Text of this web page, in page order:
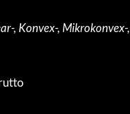
, Konvex-, Mikrokonvex-,